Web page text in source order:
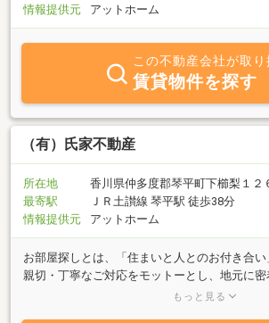
情報提供元
アットホーム
この不動産会社が取り
賃貸物件を探す
（有）氏家不動産
所在地
香川県仲多度郡琴平町下櫛梨１２
最寄駅
ＪＲ土讃線 琴平駅 徒歩38分
情報提供元
アットホーム
お部屋探しとは、「住まいと人とのお付き合い
親切・丁寧なご対応をモットーとし、地元に
な情報＆サービスをご提供いたします。琴平町
もっと見る